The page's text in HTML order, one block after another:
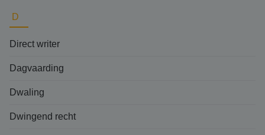
D
Direct writer
Dagvaarding
Dwaling
Dwingend recht